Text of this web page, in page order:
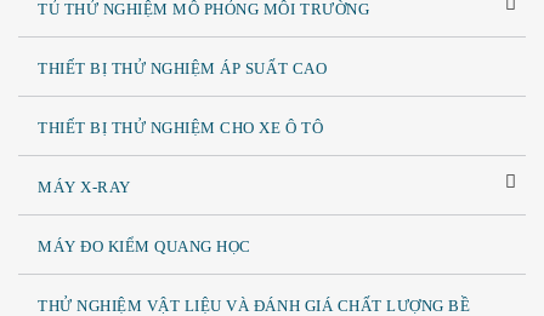
TỦ THỬ NGHIỆM MÔ PHỎNG MÔI TRƯỜNG
THIẾT BỊ THỬ NGHIỆM ÁP SUẤT CAO
THIẾT BỊ THỬ NGHIỆM CHO XE Ô TÔ
MÁY X-RAY
MÁY ĐO KIỂM QUANG HỌC
THỬ NGHIỆM VẬT LIỆU VÀ ĐÁNH GIÁ CHẤT LƯỢNG BỀ